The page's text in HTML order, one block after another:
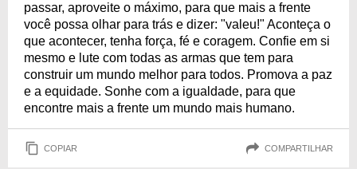
passar, aproveite o máximo, para que mais a frente
você possa olhar para trás e dizer: "valeu!" Aconteça o
que acontecer, tenha força, fé e coragem. Confie em si
mesmo e lute com todas as armas que tem para
construir um mundo melhor para todos. Promova a paz
e a equidade. Sonhe com a igualdade, para que
encontre mais a frente um mundo mais humano.
COPIAR COMPARTILHAR